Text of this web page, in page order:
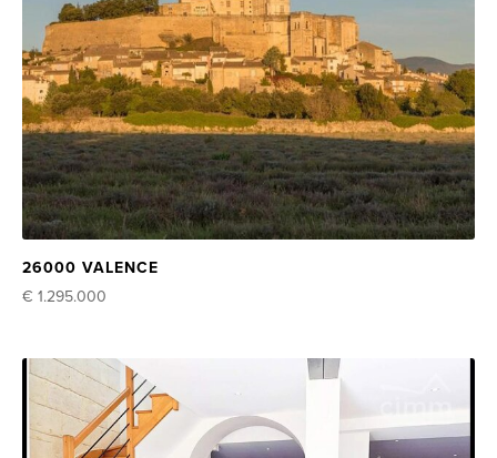
26000 VALENCE
€ 1.295.000